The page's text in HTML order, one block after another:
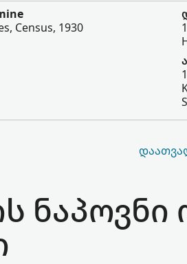
Census, 1930
ნაპოვნი